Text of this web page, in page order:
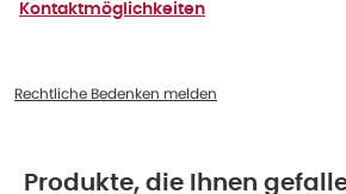
Kontaktmöglichkeiten
Rechtliche Bedenken melden
Produkte, die Ihnen